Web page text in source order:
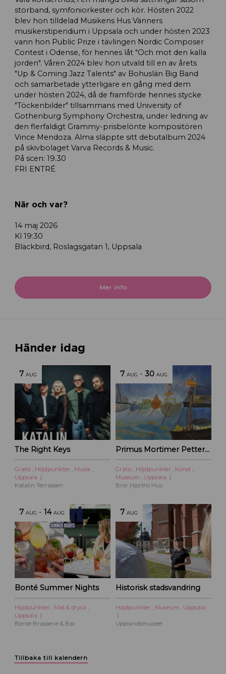
storband, symfoniorkester och kör. Hösten 2022
blev hon tilldelad Musikens Hus Vänners
musikerstipendium i Uppsala och under hösten 2023
vann hon Public Prize i tävlingen Nordic Composer
Contest i Odense, för hennes låt "Och mot den kalla
jorden". Våren 2024 blev hon utvald till en av årets
"Up & Coming Jazz Talents" av Bohuslän Big Band
och samarbetade ytterligare en gång med dem
under hösten 2024, då de framförde hennes stycke
"Töckenbilder" tillsammans med University of
Gothenburg Symphony Orchestra, under ledning av
den flerfaldigt Grammy-prisbelönte kompositören
Vince Mendoza. Alma släppte sitt debutalbum 2024
på skivbolaget Varva Records & Music.
På scen: 19.30
FRI ENTRÉ
När och var?
14 maj 2026
Kl 19:30
Blackbird, Roslagsgatan 1, Uppsala
Mer info
Händer idag
7 AUG
The Right Keys
Gratis , Höjdpunkter , Musik ,
Uppsala
Katalin Terrassen
7 AUG -30 AUG
Primus Mortimer Pettersson
Gratis , Höjdpunkter , Konst ,
Museum , Uppsala
Bror Hjorths Hus
7 AUG -14 AUG
Bonté Summer Nights
Höjdpunkter , Mat & dryck ,
Uppsala
Bonté Brasserie & Bar
7 AUG
Historisk stadsvandring
Höjdpunkter , Museum , Uppsala
Upplandsmuseet
Tillbaka till kalendern